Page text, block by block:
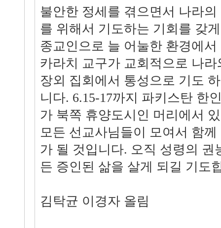
불안한 정세를 겪으면서 나라
를 위해서 기도하는 기회를 갖
종교인으로 늘 어눌한 환경에
카라치 교구가 교회적으로 나
장외 집회에서 통성으로 기도
니다. 6.15-17까지 파키스탄 한
가 북쪽 휴양도시인 머리에서
모든 선교사님들이 모여서 함
가 될 것입니다. 오직 성령의 권
든 증인된 삶을 살게 되길 기도
김탁균 이경자 올림